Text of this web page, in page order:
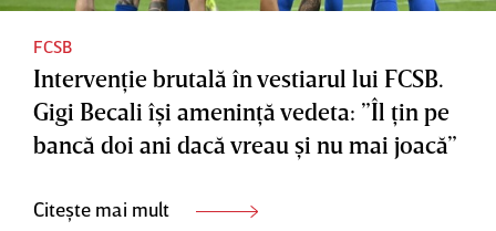
FCSB
Intervenţie brutală în vestiarul lui FCSB.
Gigi Becali îşi ameninţă vedeta: ”Îl ţin pe
bancă doi ani dacă vreau şi nu mai joacă”
Citește mai mult